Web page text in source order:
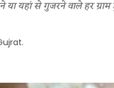
यहां से गुजरने वाले हर ग्राम